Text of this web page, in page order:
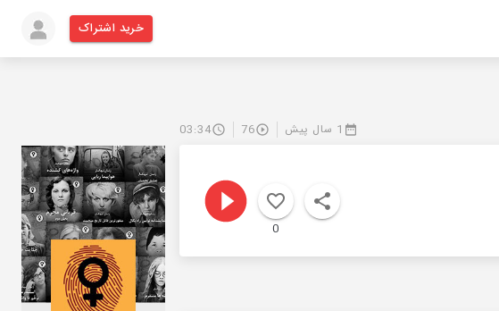
خرید اشتراک
1 سال پیش 76
03:34
0